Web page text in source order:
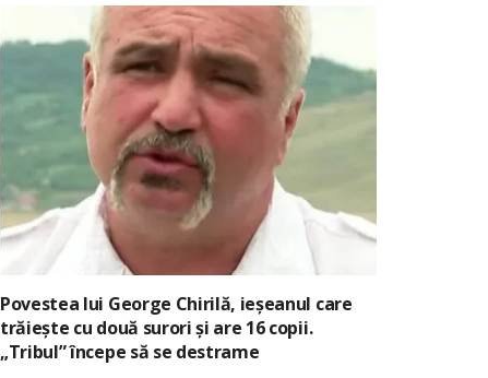
Povestea lui George Chirilă, ieșeanul care
trăiește cu două surori și are 16 copii.
„Tribul” începe să se destrame